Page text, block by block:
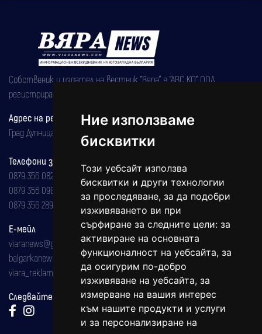
Ние използваме
бисквитки
Този уебсайт използва
бисквитки и други технологии
за проследяване, за да подобри
изживяването ви при
сърфиране за следните цели: за
активиране на основната
функционалност на уебсайта, за
да осигурим по-добро
изживяване на уебсайта, за
измерване на вашия интерес
към нашите продукти и услуги
и за персонализиране на
Собственик и издател на вестник "Вяра" е "АВС КО" ООД,
регистрирана на 08.05.2002 година.
Адрес на редакцията
Град Дупница, ул.''Христо Ботев" 43
Телефони за реклама и абонаменти
0879 356 082
0879 356 098
0879 356 289
Е-мейл
viaranews@gmail.com
balgarkanews@gmail.com
viara_reklama@mail.bg
Следвайте ни: